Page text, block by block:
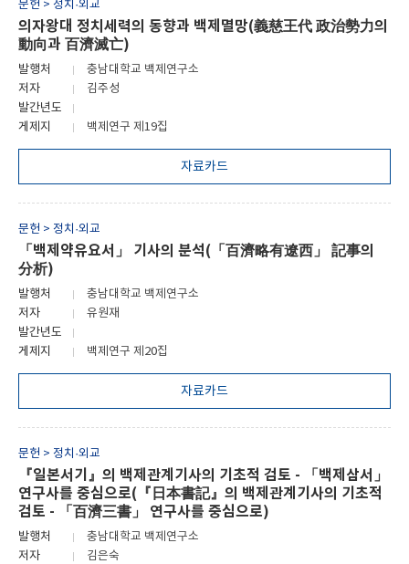
문헌 > 정치·외교
의자왕대 정치세력의 동향과 백제멸망(義慈王代 政治勢力의
動向과 百濟滅亡)
발행처
충남대학교 백제연구소
저자
김주성
발간년도
게제지
백제연구 제19집
자료카드
문헌 > 정치·외교
「백제약유요서」 기사의 분석(「百濟略有遼西」 記事의
分析)
발행처
충남대학교 백제연구소
저자
유원재
발간년도
게제지
백제연구 제20집
자료카드
문헌 > 정치·외교
『일본서기』의 백제관계기사의 기초적 검토 - 「백제삼서」
연구사를 중심으로(『日本書記』의 백제관계기사의 기초적
검토 - 「百濟三書」 연구사를 중심으로)
발행처
충남대학교 백제연구소
저자
김은숙